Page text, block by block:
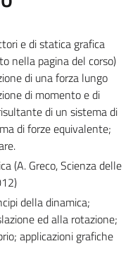
e di statica grafica
nella pagina del corso)
di una forza lungo
di momento e di
di un sistema di
di forze equivalente;
(A. Greco, Scienza delle
della dinamica;
ed alla rotazione;
applicazioni grafiche